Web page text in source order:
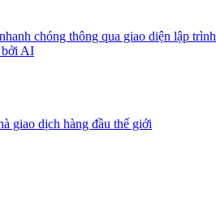
chóng thông qua giao diện lập trình
bởi AI
giao dịch hàng đầu thế giới